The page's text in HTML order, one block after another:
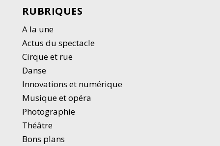
RUBRIQUES
A la une
Actus du spectacle
Cirque et rue
Danse
Innovations et numérique
Musique et opéra
Photographie
Théâtre
Bons plans